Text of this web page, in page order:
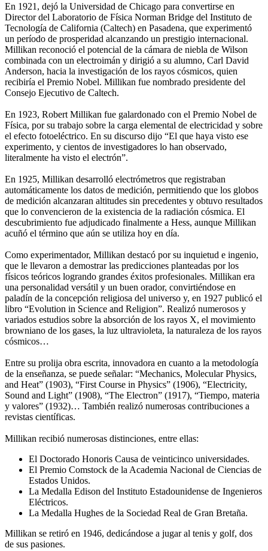
En 1921, dejó la Universidad de Chicago para convertirse en
Director del Laboratorio de Física Norman Bridge del Instituto de
Tecnología de California (Caltech) en Pasadena, que experimentó
un período de prosperidad alcanzando un prestigio internacional.
Millikan reconoció el potencial de la cámara de niebla de Wilson
combinada con un electroimán y dirigió a su alumno, Carl David
Anderson, hacia la investigación de los rayos cósmicos, quien
recibiría el Premio Nobel. Millikan fue nombrado presidente del
Consejo Ejecutivo de Caltech.
En 1923, Robert Millikan fue galardonado con el Premio Nobel de
Física, por su trabajo sobre la carga elemental de electricidad y sobre
el efecto fotoeléctrico. En su discurso dijo “El que haya visto ese
experimento, y cientos de investigadores lo han observado,
literalmente ha visto el electrón”.
En 1925, Millikan desarrolló electrómetros que registraban
automáticamente los datos de medición, permitiendo que los globos
de medición alcanzaran altitudes sin precedentes y obtuvo resultados
que lo convencieron de la existencia de la radiación cósmica. El
descubrimiento fue adjudicado finalmente a Hess, aunque Millikan
acuñó el término que aún se utiliza hoy en día.
Como experimentador, Millikan destacó por su inquietud e ingenio,
que le llevaron a demostrar las predicciones planteadas por los
físicos teóricos logrando grandes éxitos profesionales. Millikan era
una personalidad versátil y un buen orador, convirtiéndose en
paladín de la concepción religiosa del universo y, en 1927 publicó el
libro “Evolution in Science and Religion”. Realizó numerosos y
variados estudios sobre la absorción de los rayos X, el movimiento
browniano de los gases, la luz ultravioleta, la naturaleza de los rayos
cósmicos…
Entre su prolija obra escrita, innovadora en cuanto a la metodología
de la enseñanza, se puede señalar: “Mechanics, Molecular Physics,
and Heat” (1903), “First Course in Physics” (1906), “Electricity,
Sound and Light” (1908), “The Electron” (1917), “Tiempo, materia
y valores” (1932)… También realizó numerosas contribuciones a
revistas científicas.
Millikan recibió numerosas distinciones, entre ellas:
El Doctorado Honoris Causa de veinticinco universidades.
El Premio Comstock de la Academia Nacional de Ciencias de
Estados Unidos.
La Medalla Edison del Instituto Estadounidense de Ingenieros
Eléctricos.
La Medalla Hughes de la Sociedad Real de Gran Bretaña.
Millikan se retiró en 1946, dedicándose a jugar al tenis y golf, dos
de sus pasiones.